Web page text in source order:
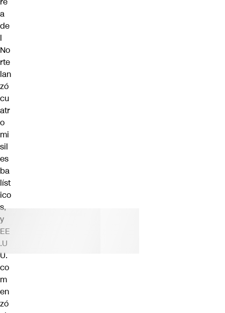
a
de
l
No
rte
lan
zó
cu
atr
o
mi
sil
es
ba
líst
ico
s,
y
EE
.U
U.
co
m
en
zó